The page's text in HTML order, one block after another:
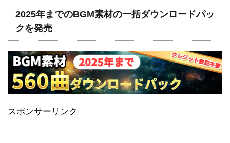
2025年までのBGM素材の一括ダウンロードパッ
クを発売
スポンサーリンク